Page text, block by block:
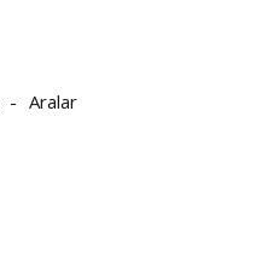
Aralar